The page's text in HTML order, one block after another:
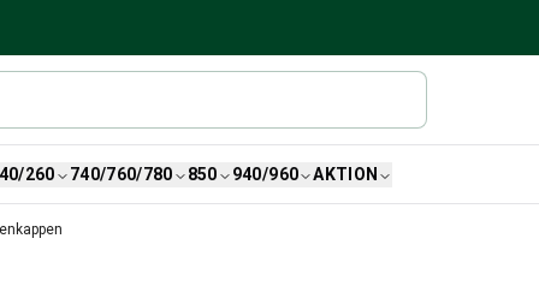
260 740/760/780 850 940/960 AKTION